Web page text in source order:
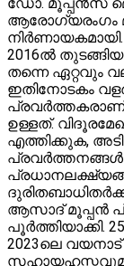
ആരോഗ്യരംഗം
നിർണായകമായി.
2016ൽ
തന്നെ ഏറ്റവും
ഇതിനോടകം
പ്രവർത്തകരാണ്
ഉള്ളത്.
എത്തിക്കുക,
ആസാദ് മൂപ്പൻ
പൂർത്തിയാക്കി.
2023ലെ